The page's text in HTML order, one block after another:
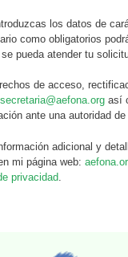
los datos de
como obligatorios
pueda atender tu
de acceso,
secretaria@aefona.org así
ante una autoridad
adicional y
mi página web:
privacidad